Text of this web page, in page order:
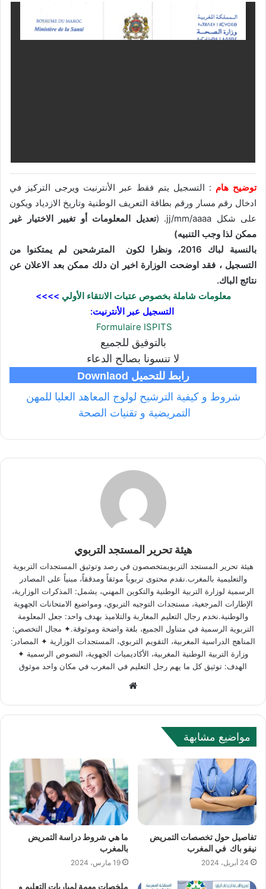
توضيح هام : التسجيل يتم فقط عبر الأنترنيت ويرجى التركيز في
ادخال رقم مسار ورقم بطاقة التعريف الوطنية وتاريخ الازدياد ويكون
على شكل jj/mm/aaaa. (
تعديل المعلومات أو تغيير الاختيار غير
ممكن لذا وجب التنبيه)
بالنسبة لباك 2016، ونظرا لكون المترشحين لم يمتكنوا من
التسجيل ، فقد اوضحت الوزارة اخير ان دلك ممكن بعد الاعلان عن
نتائج الباك.
معلومات شاملة بخصوص عتبات الانتقاء الأولي >>>>
التسجيل عبر الأنترنيت:
Formulaire ISPITS
بالتوفيق للجميع
لا تنسونا بصالح الدعاء
رابط للتحميل Downlaod
شروط و كيفية الترشيح لولوج المعاهد العليا للمهن
التمريضية و تقنيات الصحة
هيئة تحرير المستجد التربوي
هيئة تحرير المستجد التربويمتخصصون في رصد وتوثيق المستجدات التربوية
والتعليمية بالمغرب.نقدم محتوى تربوياً موثقاً ومدققاً، مبنياً على المصادر
الرسمية لوزارة التربية الوطنية والتكوين المهني، يشمل: المذكرات الوزارية،
الإطارات المرجعية، مستجدات التوجيه التربوي، ومواضيع الامتحانات الجهوية
والوطنية.نخدم رجال التعليم المغاربة والتلاميذ بهدف واحد: جعل المعلومة
التربوية الرسمية في متناول الجميع، بلغة واضحة وموثوقة.✦ مجال التخصص:
المناهج الدراسية المغربية، التقويم التربوي، المستجدات الوزارية ✦ المصادر:
وزارة التربية الوطنية المغربية، الأكاديميات الجهوية، النصوص الرسمية ✦
الهدف: توثيق كل ما يهم رجل التعليم في المغرب في مكان واحد موثوق
b
e
مواضيع مشابهة
تفاصيل حول تخصصات التمريض
نيفو باك في المغرب
24 أبريل، 2024
ما هي شروط دراسة التمريض
بالمغرب
19 مارس، 2024
ملخصات مهمة لمباريات التعليم و